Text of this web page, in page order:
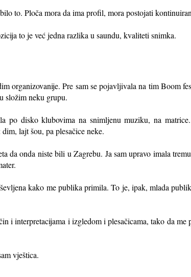
to. Ploča mora da ima profil, mora postojati
to je već jedna razlika u saundu, kvaliteti snimka.
organizovanije. Pre sam se pojavljivala na tim Boom
složim neku grupu.
po disko klubovima na snimljenu muziku, na
lajt šou, pa plesačice neke.
da onda niste bili u Zagrebu. Ja sam upravo imala
kako me publika primila. To je, ipak, mlada
i interpretacijama i izgledom i plesačicama, tako da
vještica.